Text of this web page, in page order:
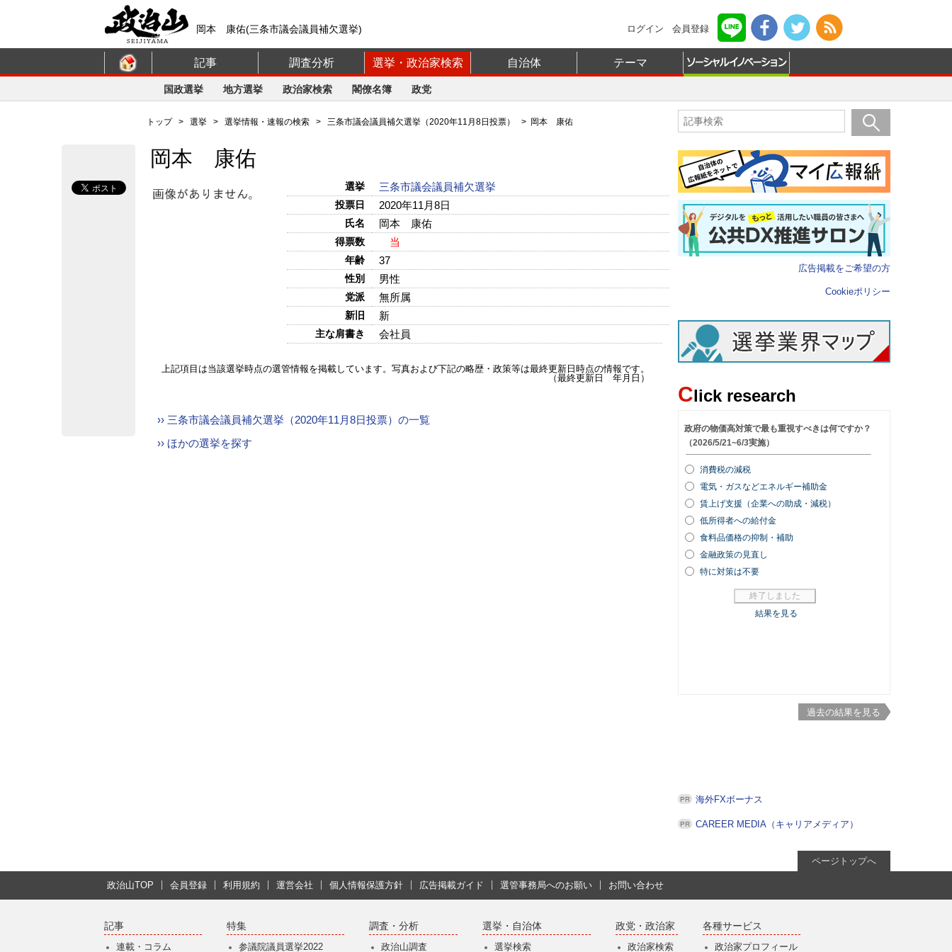
岡本 康佑(三条市議会議員補欠選挙) ログイン 会員登録
記事 調査分析 選挙・政治家検索 自治体 テーマ
国政選挙 地方選挙 政治家検索 閣僚名簿 政党
トップ> 選挙 > 選挙情報・速報の検索 > 三条市議会議員補欠選挙（2020年11月8日投票） > 岡本 康佑
岡本 康佑
選挙 三条市議会議員補欠選挙
投票日 2020年11月8日
氏名 岡本 康佑
得票数 当
年齢 37
性別 男性
党派 無所属
新旧 新
主な肩書き 会社員
上記項目は当該選挙時点の選管情報を掲載しています。写真および下記の略歴・政策等は最終更新日時点の情報です。
（最終更新日 年月日）
›› 三条市議会議員補欠選挙（2020年11月8日投票）の一覧
›› ほかの選挙を探す
広告掲載をご希望の方
Cookieポリシー
Click research
過去の結果を見る
海外FXボーナス
CAREER MEDIA（キャリアメディア）
ページトップへ
政治山TOP 会員登録 利用規約 運営会社 個人情報保護方針 広告掲載ガイド 選管事務局へのお願い お問い合わせ
記事
連載・コラム
特集
参議院議員選挙2022
調査・分析
政治山調査
選挙・自治体
選挙検索
政党・政治家
政治家検索
各種サービス
政治家プロフィール